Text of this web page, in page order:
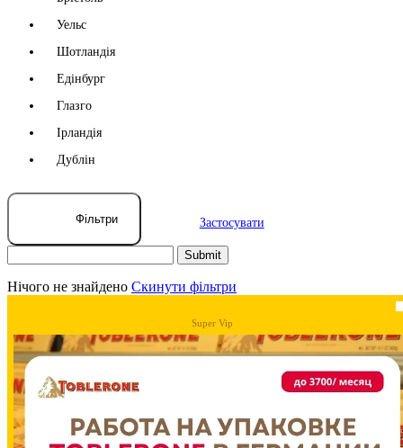
Уельс
Шотландія
Едінбург
Глазго
Ірландія
Дублін
Фільтри Застосувати
Нічого не знайдено Скинути фільтри
Super Vip